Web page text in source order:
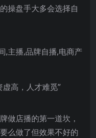
操盘手大多会选择自
高，人才难觅”
做店播的第一道坎，
么做了但效果不好的